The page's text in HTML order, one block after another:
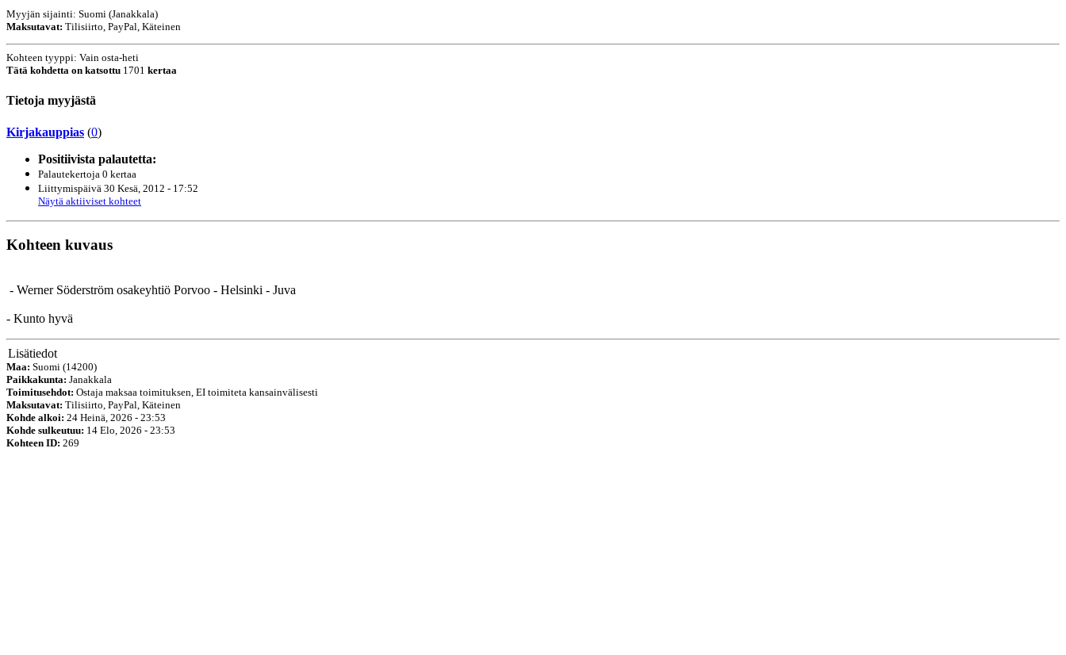
Myyjän sijainti: Suomi (Janakkala)
Maksutavat: Tilisiirto, PayPal, Käteinen
Kohteen tyyppi: Vain osta-heti
Tätä kohdetta on katsottu 1701 kertaa
Tietoja myyjästä
Kirjakauppias (0)
Positiivista palautetta:
Palautekertoja 0 kertaa
Liittymispäivä 30 Kesä, 2012 - 17:52
Näytä aktiiviset kohteet
Kohteen kuvaus
- Werner Söderström osakeyhtiö Porvoo - Helsinki - Juva
- Kunto hyvä
Lisätiedot
Maa: Suomi (14200)
Paikkakunta: Janakkala
Toimitusehdot: Ostaja maksaa toimituksen, EI toimiteta kansainvälisesti
Maksutavat: Tilisiirto, PayPal, Käteinen
Kohde alkoi: 24 Heinä, 2026 - 23:53
Kohde sulkeutuu: 14 Elo, 2026 - 23:53
Kohteen ID: 269